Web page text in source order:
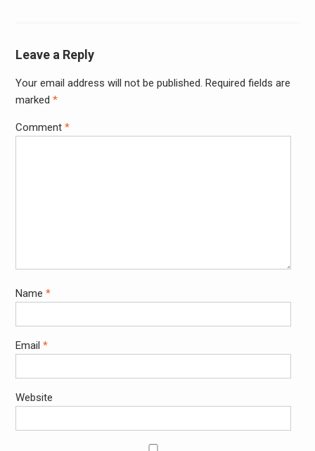
Leave a Reply
Your email address will not be published. Required fields are
marked *
Comment *
Name *
Email *
Website